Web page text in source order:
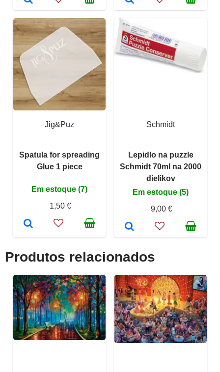
Jig&Puz
Spatula for spreading
Glue 1 piece
Em estoque (7)
1,50 €
Schmidt
Lepidlo na puzzle
Schmidt 70ml na 2000
dielikov
Em estoque (5)
9,00 €
Produtos relacionados